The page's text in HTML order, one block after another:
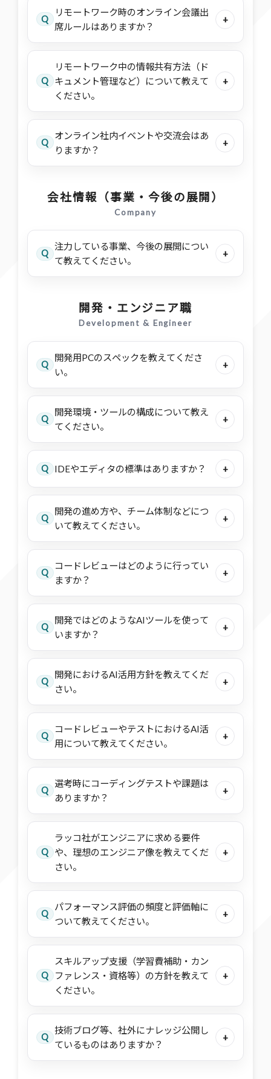
Q
リモートワーク時のオンライン会議出
席ルールはありますか？
+
Q
リモートワーク中の情報共有方法（ド
キュメント管理など）について教えて
ください。
+
Q
オンライン社内イベントや交流会はあ
りますか？
+
会社情報（事業・今後の展開）
Company
Q
注力している事業、今後の展開につい
て教えてください。
+
開発・エンジニア職
Development & Engineer
Q
開発用PCのスペックを教えてくださ
い。
+
Q
開発環境・ツールの構成について教え
てください。
+
Q IDEやエディタの標準はありますか？ +
Q
開発の進め方や、チーム体制などにつ
いて教えてください。
+
Q
コードレビューはどのように行ってい
ますか？
+
Q
開発ではどのようなAIツールを使って
いますか？
+
Q
開発におけるAI活用方針を教えてくだ
さい。
+
Q
コードレビューやテストにおけるAI活
用について教えてください。
+
Q
選考時にコーディングテストや課題は
ありますか？
+
Q
ラッコ社がエンジニアに求める要件
や、理想のエンジニア像を教えてくだ
さい。
+
Q
パフォーマンス評価の頻度と評価軸に
ついて教えてください。
+
Q
スキルアップ支援（学習費補助・カン
ファレンス・資格等）の方針を教えて
ください。
+
Q
技術ブログ等、社外にナレッジ公開し
ているものはありますか？
+